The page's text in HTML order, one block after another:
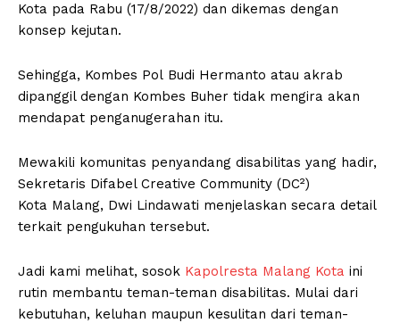
Kota pada Rabu (17/8/2022) dan dikemas dengan
konsep kejutan.
Sehingga, Kombes Pol Budi Hermanto atau akrab
dipanggil dengan Kombes Buher tidak mengira akan
mendapat penganugerahan itu.
Mewakili komunitas penyandang disabilitas yang hadir,
Sekretaris Difabel Creative Community (DC²)
Kota Malang, Dwi Lindawati menjelaskan secara detail
terkait pengukuhan tersebut.
Jadi kami melihat, sosok Kapolresta Malang Kota ini
rutin membantu teman-teman disabilitas. Mulai dari
kebutuhan, keluhan maupun kesulitan dari teman-